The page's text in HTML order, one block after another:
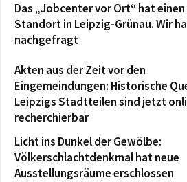
Das „Jobcenter vor Ort“ hat einen
Standort in Leipzig-Grünau. Wir
nachgefragt
Akten aus der Zeit vor den
Eingemeindungen: Historische
Leipzigs Stadtteilen sind jetzt
recherchierbar
Licht ins Dunkel der Gewölbe:
Völkerschlachtdenkmal hat neue
Ausstellungsräume erschlossen